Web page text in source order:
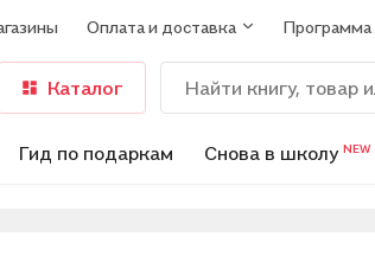
Оплата и доставка Программа
Каталог
Гид по подаркам Снова в школу NEW